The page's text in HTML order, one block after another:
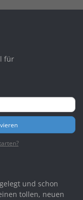
für
und schon
tollen, neuen